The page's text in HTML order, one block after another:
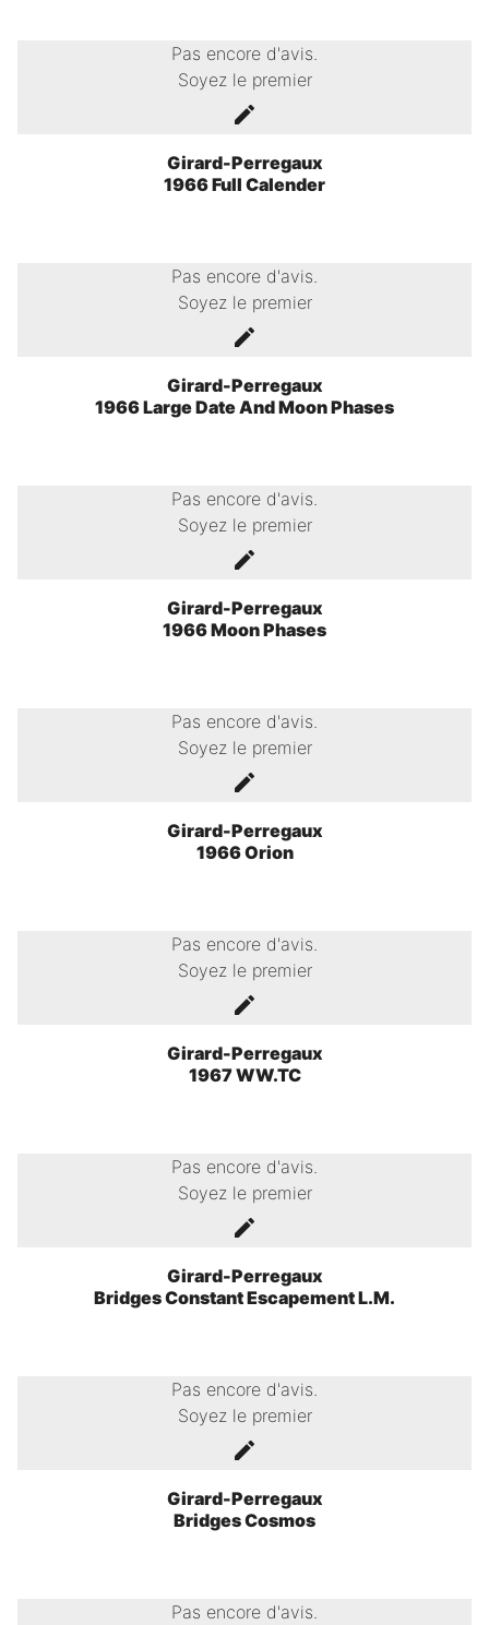
Pas encore d'avis.
Soyez le premier
Girard-Perregaux
1966 Full Calender
Pas encore d'avis.
Soyez le premier
Girard-Perregaux
1966 Large Date And Moon Phases
Pas encore d'avis.
Soyez le premier
Girard-Perregaux
1966 Moon Phases
Pas encore d'avis.
Soyez le premier
Girard-Perregaux
1966 Orion
Pas encore d'avis.
Soyez le premier
Girard-Perregaux
1967 WW.TC
Pas encore d'avis.
Soyez le premier
Girard-Perregaux
Bridges Constant Escapement L.M.
Pas encore d'avis.
Soyez le premier
Girard-Perregaux
Bridges Cosmos
Pas encore d'avis.